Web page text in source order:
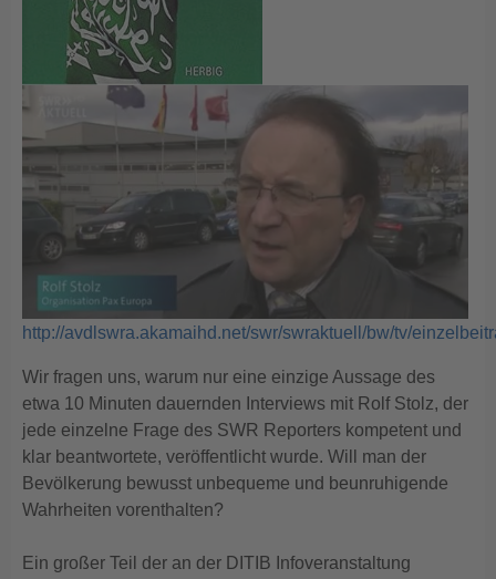
http://avdlswra.akamaihd.net/swr/swraktuell/bw/tv/
Wir fragen uns, warum nur eine einzige Aussage des
etwa 10 Minuten dauernden Interviews mit Rolf Stolz, der
jede einzelne Frage des SWR Reporters kompetent und
klar beantwortete, veröffentlicht wurde. Will man der
Bevölkerung bewusst unbequeme und beunruhigende
Wahrheiten vorenthalten?
Ein großer Teil der an der DITIB Infoveranstaltung